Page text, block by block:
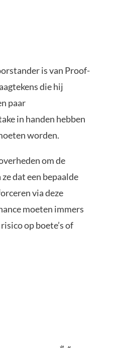
is van Proof-
die hij
paar
in handen hebben
worden.
om de
dat een bepaalde
via deze
moeten immers
op boete’s of